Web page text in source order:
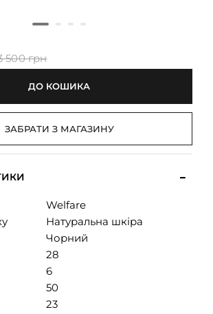
500 грн
ДО КОШИКА
ЗАБРАТИ З МАГАЗИНУ
Welfare
Натуральна шкіра
Чорний
28
6
50
23